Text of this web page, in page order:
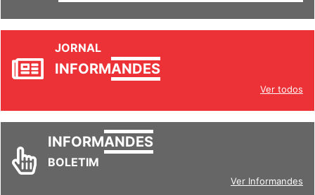
JORNAL
INFORMANDES
Ver todos
INFORMANDES
BOLETIM
Ver Informandes